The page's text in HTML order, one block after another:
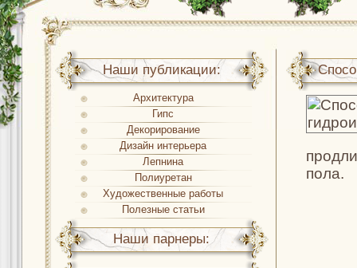
пола.
Наши публикации:
Архитектура
Гипс
Декорирование
Дизайн интерьера
Лепнина
Полиуретан
Художественные работы
Полезные статьи
Наши парнеры: